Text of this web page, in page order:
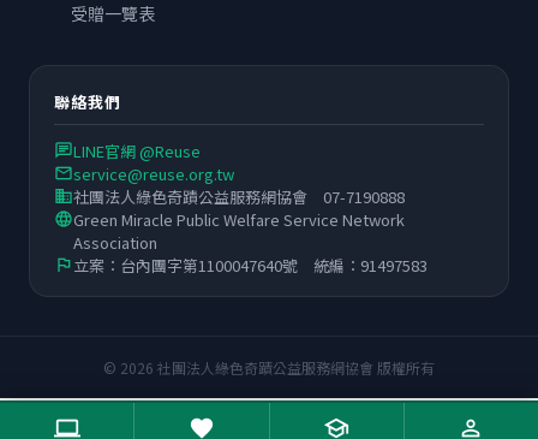
受贈一覽表
聯絡我們
chatLINE官網 @Reuse
emailservice@reuse.org.tw
business社團法人綠色奇蹟公益服務網協會 07-7190888
languageGreen Miracle Public Welfare Service Network
Association
flag立案：台內團字第1100047640號 統編：91497583
© 2026 社團法人綠色奇蹟公益服務網協會 版權所有
computer favorite school person_outline